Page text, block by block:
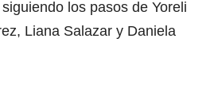
los pasos de Yoreli
Liana Salazar y Daniela